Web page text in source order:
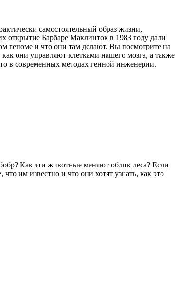
самостоятельный образ жизни,
открытие Барбаре Маклинток в 1983 году дали
геноме и что они там делают. Вы посмотрите на
они управляют клетками нашего мозга, а также
в современных методах генной инженерии.
Как эти животные меняют облик леса? Если
им известно и что они хотят узнать, как это